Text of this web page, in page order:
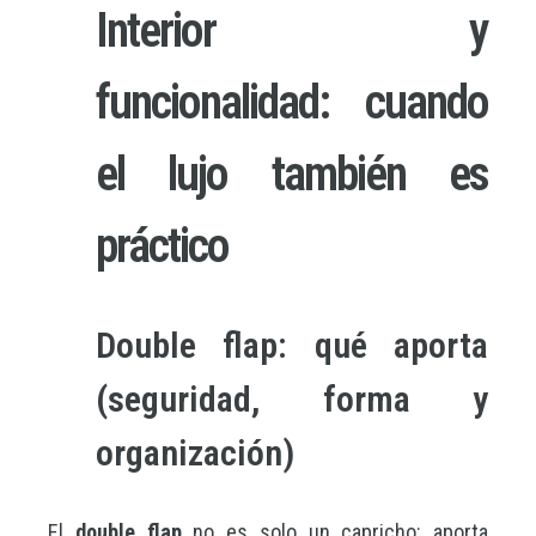
Interior y
funcionalidad: cuando
el lujo también es
práctico
Double flap: qué aporta
(seguridad, forma y
organización)